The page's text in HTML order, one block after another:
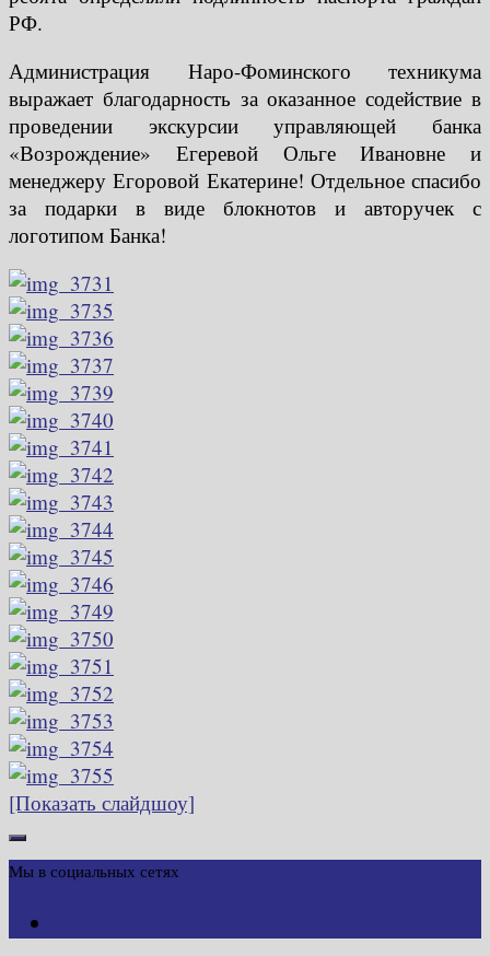
РФ.
Администрация Наро-Фоминского техникума
выражает благодарность за оказанное содействие в
проведении экскурсии управляющей банка
«Возрождение» Егеревой Ольге Ивановне и
менеджеру Егоровой Екатерине! Отдельное спасибо
за подарки в виде блокнотов и авторучек с
логотипом Банка!
[Показать слайдшоу]
Мы в социальных сетях